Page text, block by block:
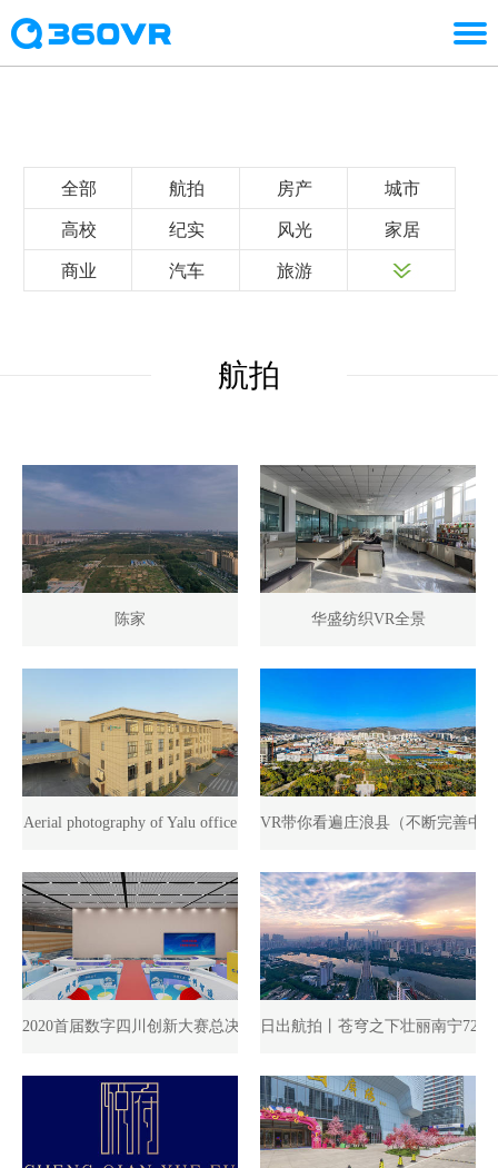
全部 航拍 房产 城市
高校 纪实 风光 家居
商业 汽车 旅游
航拍
陈家 华盛纺织VR全景
Aerial photography of Yalu office VR带你看遍庄浪县（不断完善中
2020首届数字四川创新大赛总决赛暨四川省大数据峰会“云展厅”（筹
日出航拍丨苍穹之下壮丽南宁